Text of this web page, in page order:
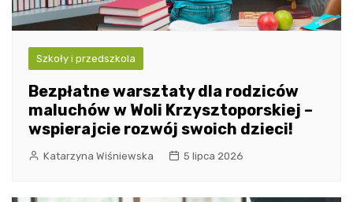
Szkoły i przedszkola
Bezpłatne warsztaty dla rodziców
maluchów w Woli Krzysztoporskiej –
wspierajcie rozwój swoich dzieci!
Katarzyna Wiśniewska 5 lipca 2026